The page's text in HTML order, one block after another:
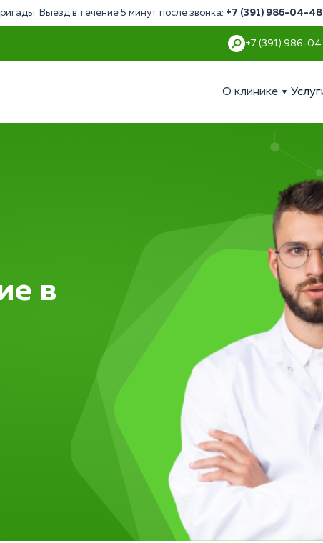
Выезд в течение 5 минут после звонка: +7 (391) 986-04-48
+7 (391) 986-
О клинике
в